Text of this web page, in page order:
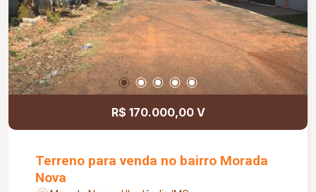
em contato e agende uma visita do seu futuro
R$ 170.000,00 V
Terreno para venda no bairro Morada
Nova